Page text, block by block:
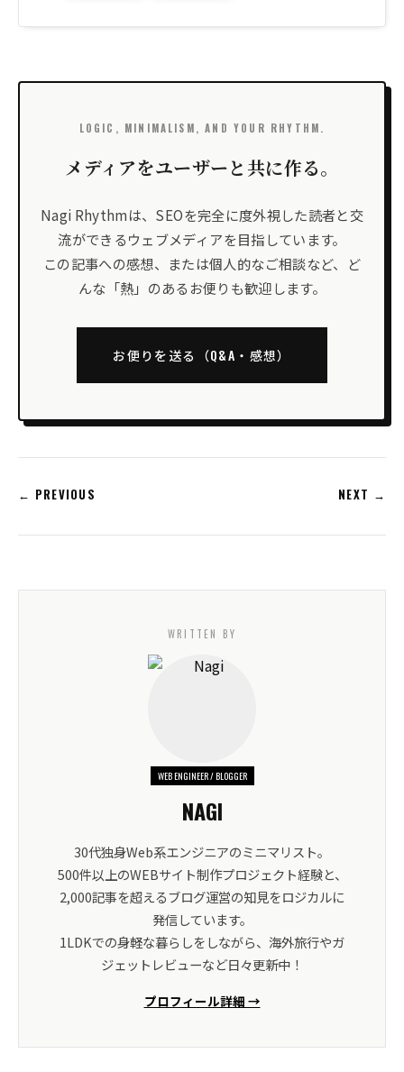
LOGIC, MINIMALISM, AND YOUR RHYTHM.
メディアをユーザーと共に作る。
Nagi Rhythmは、SEOを完全に度外視した読者と交
流ができるウェブメディアを目指しています。
この記事への感想、または個人的なご相談など、ど
んな「熱」のあるお便りも歓迎します。
お便りを送る（Q&A・感想）
← PREVIOUS NEXT →
WRITTEN BY
WEB ENGINEER / BLOGGER
NAGI
30代独身Web系エンジニアのミニマリスト。
500件以上のWEBサイト制作プロジェクト経験と、
2,000記事を超えるブログ運営の知見をロジカルに
発信しています。
1LDKでの身軽な暮らしをしながら、海外旅行やガ
ジェットレビューなど日々更新中！
プロフィール詳細 →